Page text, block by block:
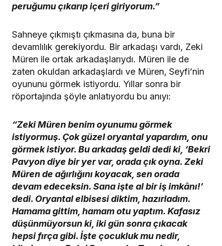
peruğumu çıkarıp içeri giriyorum.”
Sahneye çıkmıştı çıkmasına da, buna bir
devamlılık gerekiyordu. Bir arkadaşı vardı, Zeki
Müren ile ortak arkadaşlarıydı. Müren ile de
zaten okuldan arkadaşlardı ve Müren, Seyfi’nin
oyununu görmek istiyordu. Yıllar sonra bir
röportajında şöyle anlatıyordu bu anıyı:
“Zeki Müren benim oyunumu görmek
istiyormuş. Çok güzel oryantal yapardım, onu
görmek istiyor. Bu arkadaş geldi dedi ki, ‘Bekri
Pavyon diye bir yer var, orada çık oyna. Zeki
Müren de ağırlığını koyacak, sen orada
devam edeceksin. Sana işte al bir iş imkânı!’
dedi. Oryantal elbisesi diktim, hazırladım.
Hamama gittim, hamam otu yaptım. Kafasız
düşünmüyorsun ki, iki gün sonra çıkacak
hepsi fırça gibi. İşte çocukluk mu nedir,